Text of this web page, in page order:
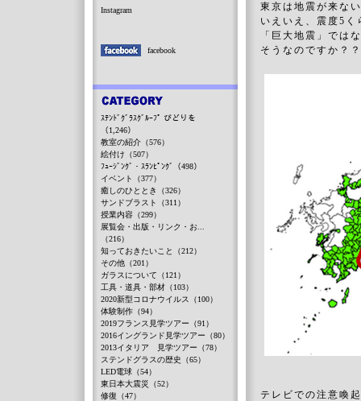
東京は地震が来な
いえいえ、震度5
「巨大地震」では
そうなのですか？
テレビでの注意喚
Instagram
facebook
ｽﾃﾝﾄﾞｸﾞﾗｽｸﾞﾙｰﾌﾟ びどりを
（1,246）
教室の紹介（576）
絵付け（507）
ﾌｭｰｼﾞﾝｸﾞ・ｽﾗﾝﾋﾟﾝｸﾞ（498）
イベント（377）
癒しのひととき（326）
サンドブラスト（311）
授業内容（299）
展覧会・出版・リンク・お...
（216）
知っておきたいこと（212）
その他（201）
ガラスについて（121）
工具・道具・部材（103）
2020新型コロナウイルス（100）
体験制作（94）
2019フランス見学ツアー（91）
2016イングランド見学ツアー（80）
2013イタリア 見学ツアー（78）
ステンドグラスの歴史（65）
LED電球（54）
東日本大震災（52）
修復（47）